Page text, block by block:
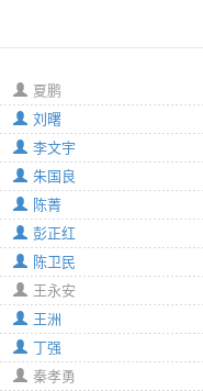
夏鹏
刘曙
李文宇
朱国良
陈菁
彭正红
陈卫民
王永安
王洲
丁强
秦孝勇